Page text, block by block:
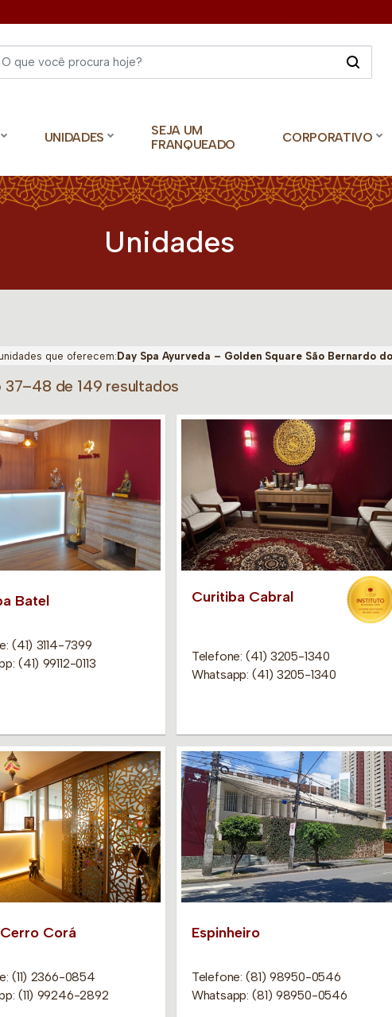
UNIDADES
SEJA UM
FRANQUEADO
CORPORATIVO
Unidades
que oferecem:Day Spa Ayurveda – Golden Square São Bernardo
37–48 de 149 resultados
Batel
(41) 3114-7399
(41) 99112-0113
Curitiba Cabral
Telefone: (41) 3205-1340
Whatsapp: (41) 3205-1340
Corá
(11) 2366-0854
(11) 99246-2892
Espinheiro
Telefone: (81) 98950-0546
Whatsapp: (81) 98950-0546